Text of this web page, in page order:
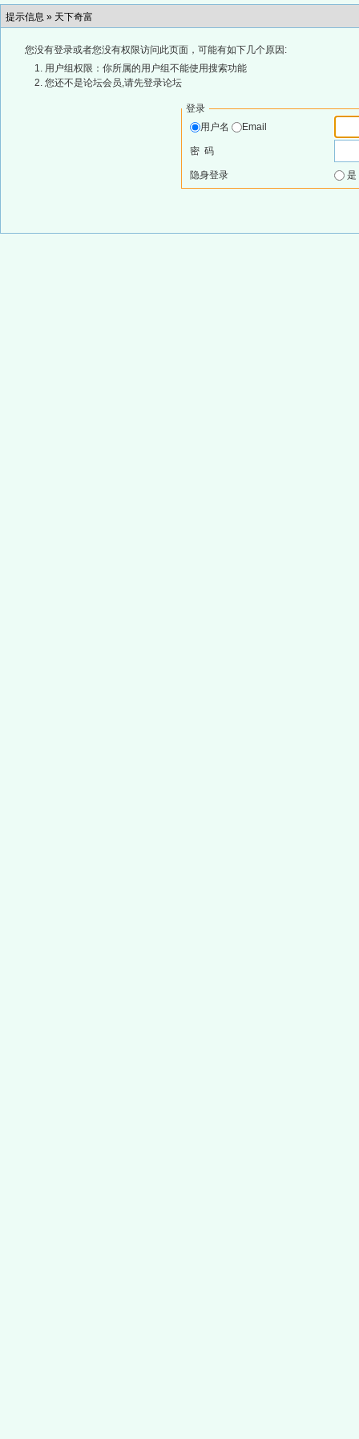
提示信息 » 天下奇富
您没有登录或者您没有权限访问此页面，可能有如下几个原因:
用户组权限：你所属的用户组不能使用搜索功能
您还不是论坛会员,请先登录论坛
登录
用户名
Email
密 码
隐身登录